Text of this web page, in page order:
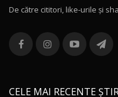
13
36:08
chinez
De către cititori, like-urile şi
CELE MAI RECENTE